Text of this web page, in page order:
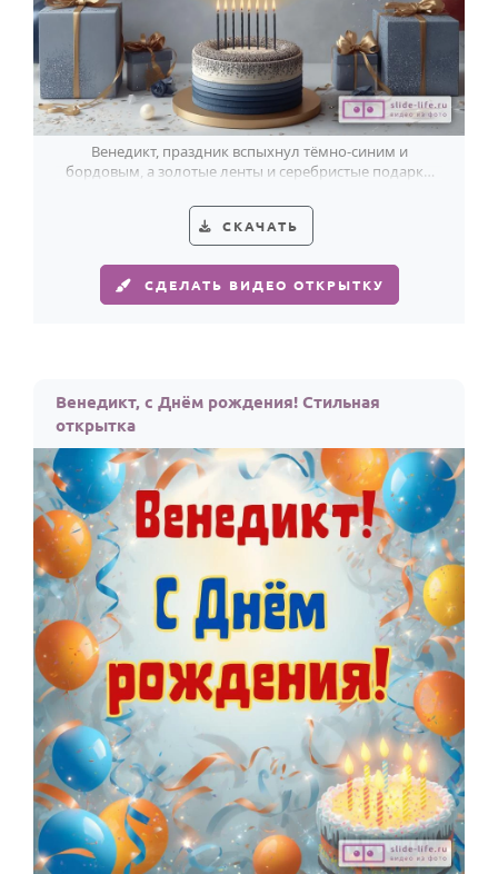
Венедикт, праздник вспыхнул тёмно-синим и
бордовым, а золотые ленты и серебристые подарки
СКАЧАТЬ
СДЕЛАТЬ ВИДЕО ОТКРЫТКУ
Венедикт, с Днём рождения! Стильная
открытка